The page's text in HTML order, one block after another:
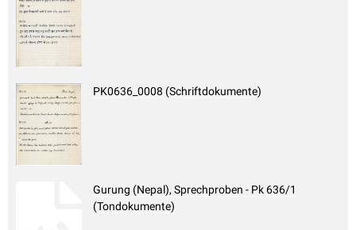
PK0636_0008 (Schriftdokumente)
Gurung (Nepal), Sprechproben - Pk 636/1
(Tondokumente)